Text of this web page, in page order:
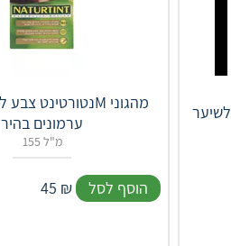
ערמונים בהיר
155 מ"ל
45 ₪ הוסף לסל